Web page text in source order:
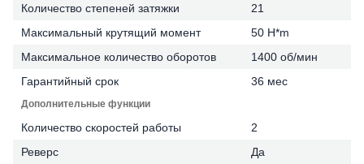
Количество степеней затяжки
21
Максимальный крутящий момент
50 H*m
Максимальное количество оборотов
1400 об/мин
Гарантийный срок
36 мес
Дополнительные функции
Количество скоростей работы
2
Реверс
Да